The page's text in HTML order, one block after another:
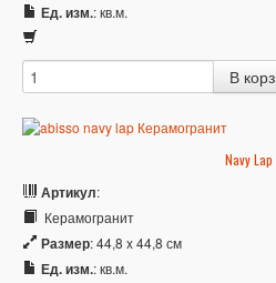
Ед. изм.: кв.м.
Navy Lap
Артикул:
Керамогранит
Размер: 44,8 x 44,8 см
Ед. изм.: кв.м.